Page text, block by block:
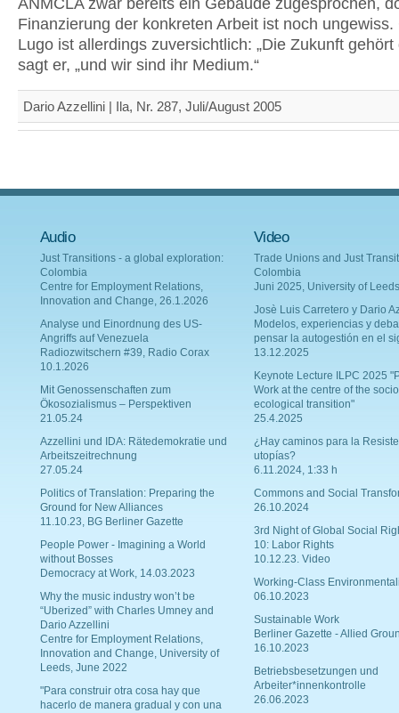
ANMCLA zwar bereits ein Gebäude zugesprochen,
Finanzierung der konkreten Arbeit ist noch ungewiss.
Lugo ist allerdings zuversichtlich: „Die Zukunft gehört
sagt er, „und wir sind ihr Medium.“
Dario Azzellini | Ila, Nr. 287, Juli/August 2005
Audio
Just Transitions - a global exploration:
Colombia
Centre for Employment Relations,
Innovation and Change, 26.1.2026
Analyse und Einordnung des US-
Angriffs auf Venezuela
Radiozwitschern #39, Radio Corax
10.1.2026
Mit Genossenschaften zum
Ökosozialismus – Perspektiven
21.05.24
Azzellini und IDA: Rätedemokratie und
Arbeitszeitrechnung
27.05.24
Politics of Translation: Preparing the
Ground for New Alliances
11.10.23, BG Berliner Gazette
People Power - Imagining a World
without Bosses
Democracy at Work, 14.03.2023
Why the music industry won’t be
“Uberized” with Charles Umney and
Dario Azzellini
Centre for Employment Relations,
Innovation and Change, University of
Leeds, June 2022
"Para construir otra cosa hay que
hacerlo de manera gradual y con una
Video
Trade Unions and Just
Colombia
Juni 2025, University of Leeds
Josè Luis Carretero y Dario
Modelos, experiencias y
pensar la autogestión en el
13.12.2025
Keynote Lecture ILPC 2025
Work at the centre of the
ecological transition"
25.4.2025
¿Hay caminos para la
utopías?
6.11.2024, 1:33 h
Commons and Social
26.10.2024
3rd Night of Global Social
10: Labor Rights
10.12.23. Video
Working-Class
06.10.2023
Sustainable Work
Berliner Gazette - Allied
16.10.2023
Betriebsbesetzungen und
Arbeiter*innenkontrolle
26.06.2023